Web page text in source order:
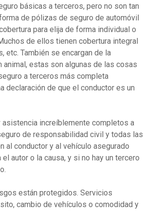
básicas a terceros, pero no son tan
de pólizas de seguro de automóvil
para elija de forma individual o
de ellos tienen cobertura integral
etc. También se encargan de la
estas son algunas de las cosas
a terceros más completa
declaración de que el conductor es un
increíblemente completos a
de responsabilidad civil y todas las
al conductor y al vehículo asegurado
autor o la causa, y si no hay un tercero
están protegidos. Servicios
cambio de vehículos o comodidad y